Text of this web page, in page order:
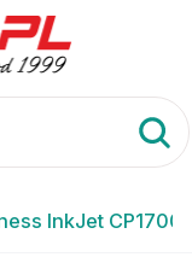
InkJet CP1700